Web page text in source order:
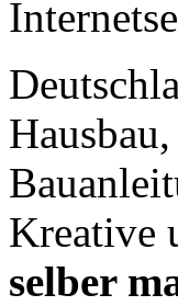
Kreative
selber